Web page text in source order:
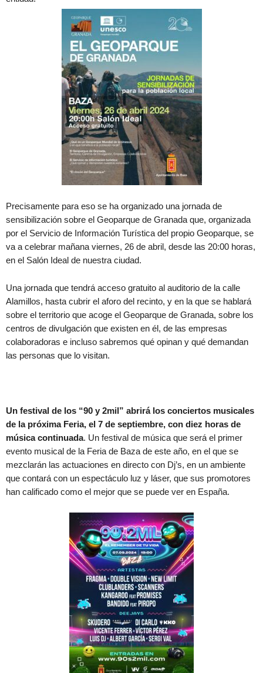
Precisamente para eso se ha organizado una jornada de
sensibilización sobre el Geoparque de Granada que, organizada
por el Servicio de Información Turística del propio Geoparque, se
va a celebrar mañana viernes, 26 de abril, desde las 20:00 horas,
en el Salón Ideal de nuestra ciudad.
Una jornada que tendrá acceso gratuito al auditorio de la calle
Alamillos, hasta cubrir el aforo del recinto, y en la que se hablará
sobre el territorio que acoge el Geoparque de Granada, sobre los
centros de divulgación que existen en él, de las empresas
colaboradoras e incluso sabremos qué opinan y qué demandan
las personas que lo visitan.
Un festival de los “90 y 2mil” abrirá los conciertos musicales
de la próxima Feria, el 7 de septiembre, con diez horas de
música continuada. Un festival de música que será el primer
evento musical de la Feria de Baza de este año, en el que se
mezclarán las actuaciones en directo con Dj’s, en un ambiente
que contará con un espectáculo luz y láser, que sus promotores
han calificado como el mejor que se puede ver en España.